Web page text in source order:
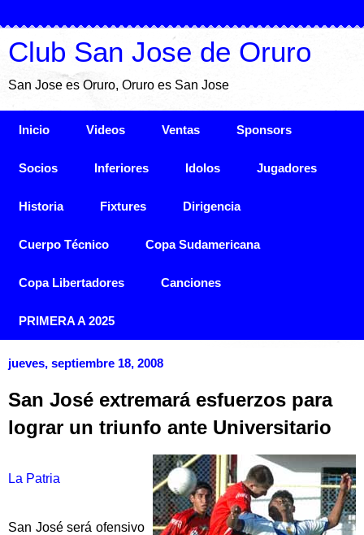
Club San Jose de Oruro
San Jose es Oruro, Oruro es San Jose
Inicio Videos Ventas Sponsors
Socios Inferiores Idolos Jugadores
Historia Fixtures Dirigencia
Cuerpo Técnico Copa Sudamericana
Copa Libertadores Canciones
PRIMERA A 2025
jueves, septiembre 18, 2008
San José extremará esfuerzos para
lograr un triunfo ante Universitario
La Patria
San José será ofensivo